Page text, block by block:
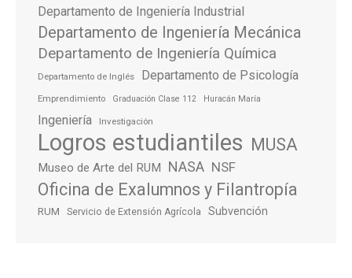
Departamento de Ingeniería Industrial
Departamento de Ingeniería Mecánica
Departamento de Ingeniería Química
Departamento de Inglés Departamento de Psicología
Emprendimiento Graduación Clase 112 Huracán María
Ingeniería Investigación
Logros estudiantiles MUSA
Museo de Arte del RUM NASA NSF
Oficina de Exalumnos y Filantropía
RUM Servicio de Extensión Agrícola Subvención